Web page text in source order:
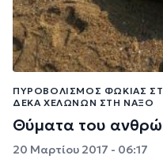
ΠΥΡΟΒΟΛΙΣΜΌΣ ΦΏΚΙΑΣ
ΔΈΚΑ ΧΕΛΩΝΏΝ ΣΤΗ ΝΆΞΟ
Θύματα του
20 Μαρτίου 2017 - 06:17